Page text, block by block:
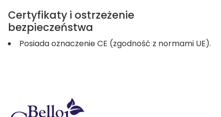
Certyfikaty i ostrzeżenie
bezpieczeństwa
Posiada oznaczenie CE (zgodność z normami UE).